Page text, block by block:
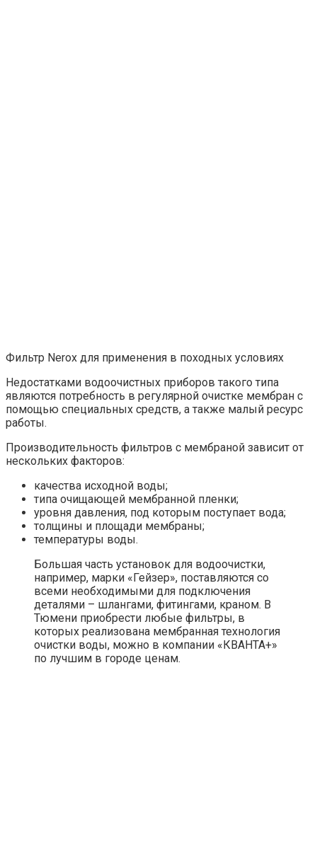
Фильтр Nerox для применения в походных условиях
Недостатками водоочистных приборов такого типа
являются потребность в регулярной очистке мембран с
помощью специальных средств, а также малый ресурс
работы.
Производительность фильтров с мембраной зависит от
нескольких факторов:
качества исходной воды;
типа очищающей мембранной пленки;
уровня давления, под которым поступает вода;
толщины и площади мембраны;
температуры воды.
Большая часть установок для водоочистки,
например, марки «Гейзер», поставляются со
всеми необходимыми для подключения
деталями – шлангами, фитингами, краном. В
Тюмени приобрести любые фильтры, в
которых реализована мембранная технология
очистки воды, можно в компании «КВАНТА+»
по лучшим в городе ценам.